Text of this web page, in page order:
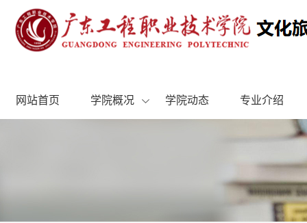
网站首页 学院概况 学院动态 专业介绍